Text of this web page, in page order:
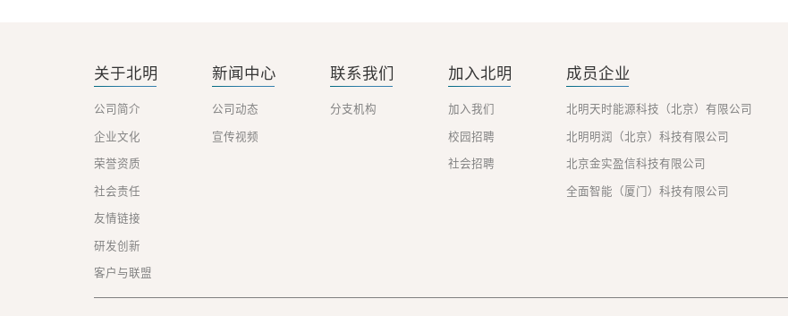
关于北明
公司简介
企业文化
荣誉资质
社会责任
友情链接
研发创新
客户与联盟
新闻中心
公司动态
宣传视频
联系我们
分支机构
加入北明
加入我们
校园招聘
社会招聘
成员企业
北明天时能源科技（北京）有限公司
北明明润（北京）科技有限公司
北京金实盈信科技有限公司
全面智能（厦门）科技有限公司